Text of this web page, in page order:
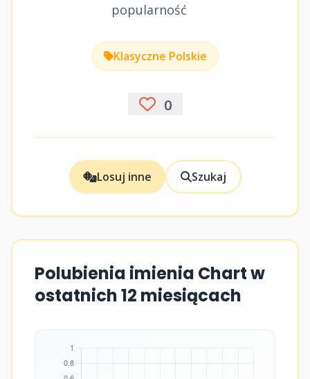
popularność
Klasyczne Polskie
0
Losuj inne Szukaj
Polubienia imienia Chart w
ostatnich 12 miesiącach